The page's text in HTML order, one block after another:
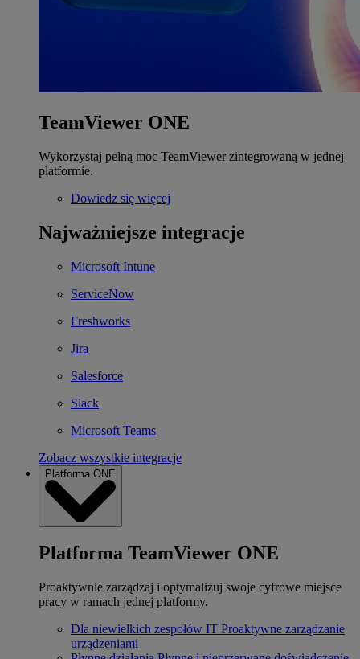
TeamViewer ONE
Wykorzystaj pełną moc TeamViewer zintegrowaną w jednej
platformie.
Dowiedz się więcej
Najważniejsze integracje
Microsoft Intune
ServiceNow
Freshworks
Jira
Salesforce
Slack
Microsoft Teams
Zobacz wszystkie integracje
Platforma ONE
Platforma TeamViewer ONE
Proaktywnie zarządzaj i optymalizuj swoje cyfrowe miejsce
pracy w ramach jednej platformy.
Dla niewielkich zespołów IT Proaktywne zarządzanie
urządzeniami